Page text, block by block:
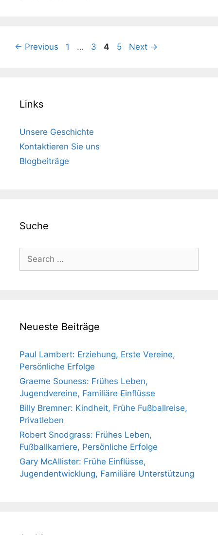
← Previous Page
1 … Page
3 Page
4 Page
5 Next →
Links
Unsere Geschichte
Kontaktieren Sie uns
Blogbeiträge
Suche
for:
Neueste Beiträge
Paul Lambert: Erziehung, Erste Vereine,
Persönliche Erfolge
Graeme Souness: Frühes Leben,
Jugendvereine, Familiäre Einflüsse
Billy Bremner: Kindheit, Frühe Fußballreise,
Privatleben
Robert Snodgrass: Frühes Leben,
Fußballkarriere, Persönliche Erfolge
Gary McAllister: Frühe Einflüsse,
Jugendentwicklung, Familiäre Unterstützung